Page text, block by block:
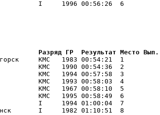
I     1996 00:56:26  6
Разряд ГР  Результат Место Вып.
КМС   1983 00:54:21  1
КМС   1990 00:54:36  2
КМС   1994 00:57:58  3
КМС   1993 00:58:03  4
КМС   1967 00:58:10  5
КМС   1995 00:58:49  6
I     1994 01:00:04  7
I     1982 01:10:51  8